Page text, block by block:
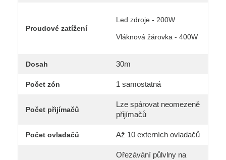
Proudové zatížení
Led zdroje - 200W
Vláknová žárovka - 400W
Dosah 30m
Počet zón 1 samostatná
Počet přijímačů
Lze spárovat neomezeně
přijímačů
Počet ovladačů Až 10 externích ovladačů
Ořezávání půlvlny na